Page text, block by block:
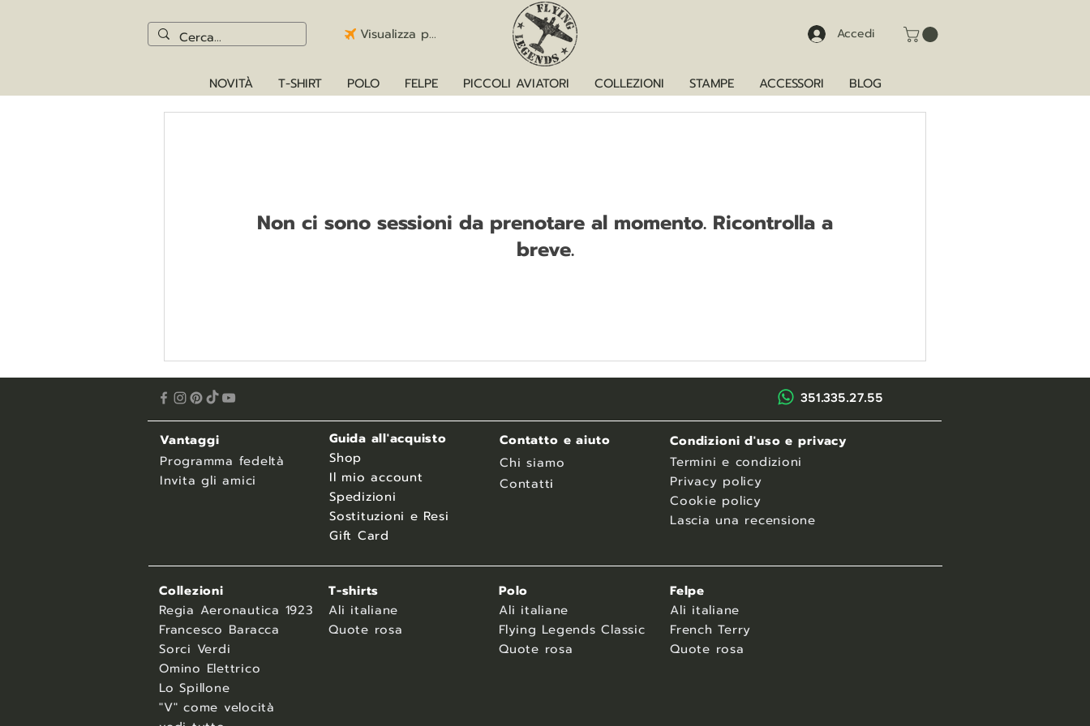
Visualizza punti Accedi
NOVITÀ T-SHIRT POLO FELPE PICCOLI AVIATORI COLLEZIONI STAMPE ACCESSORI BLOG
Non ci sono sessioni da prenotare al momento. Ricontrolla a
breve.
351.335.27.55
Vantaggi
Programma fedeltà
Invita gli amici
Guida all'acquisto
​Shop
Il mio account
Spedizioni
Sostituzioni e Resi
Gift Card
Contatto e aiuto
Chi siamo
Contatti
Condizioni d'uso e privacy
Termini e condizioni
Privacy policy
Cookie policy
Lascia una recensione
Collezioni
Regia Aeronautica 1923
Francesco Baracca
Sorci Verdi
Omino Elettrico
Lo Spillone
"V" come velocità
T-shirts
Ali italiane
Quote rosa
Polo
Ali italiane
Flying Legends Classic
Quote rosa
Felpe
Ali italiane
French Terry
Quote rosa